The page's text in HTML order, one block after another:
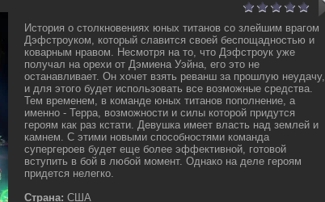
История о столкновениях юных титанов со злейшим врагом
Дэфстроуком, который славится своей беспощадностью и
коварным нравом. Несмотря на то, что Дэфстроук уже
получал на орехи от Дэмиена Уэйна, его это не
останавливает. Он хочет взять реванш за прошлую неудачу,
и для этого будет использовать все возможные средства.
Тем временем, в команде юных титанов пополнение, а
именно - Терра, возможности и силы которой придутся
героям как раз кстати. Девушка имеет власть над землей и
камнем. С этими новыми способностями команда
супергероев будет еще более эффективной, готовой
вступить в бой в любой момент. Однако на деле героям
придется нелегко.
Страна: США